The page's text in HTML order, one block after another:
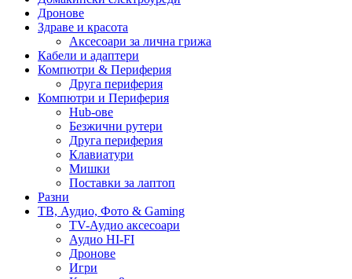
Дронове
Здраве и красота
Аксесоари за лична грижа
Кабели и адаптери
Компютри & Периферия
Друга периферия
Компютри и Периферия
Hub-ове
Безжични рутери
Друга периферия
Клавиатури
Мишки
Поставки за лаптоп
Разни
ТВ, Аудио, Фото & Gaming
TV-Аудио аксесоари
Аудио HI-FI
Дронове
Игри